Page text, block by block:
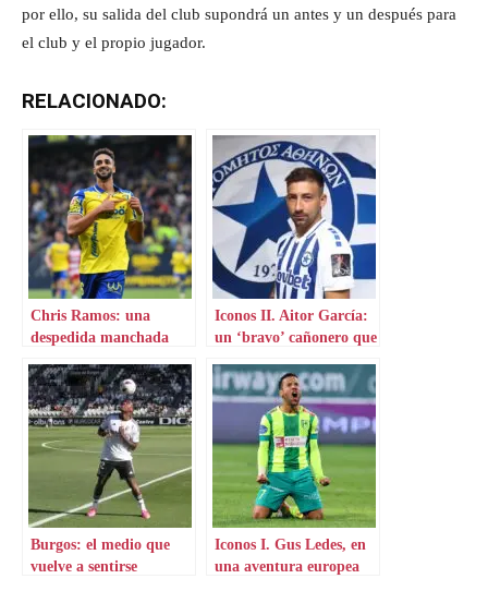
por ello, su salida del club supondrá un antes y un después para
el club y el propio jugador.
RELACIONADO:
Chris Ramos: una
despedida manchada
Iconos II. Aitor García:
un ‘bravo’ cañonero que
Burgos: el medio que
vuelve a sentirse
Iconos I. Gus Ledes, en
una aventura europea